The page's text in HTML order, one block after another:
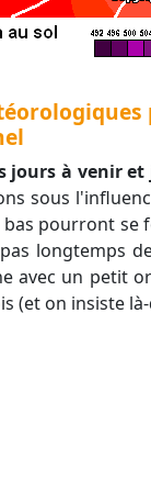
jours à venir et
sous
pourront se
longtemps
avec un petit
(et on insiste